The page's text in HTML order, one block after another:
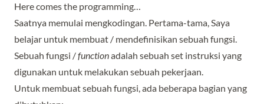
Here comes the programming…
Saatnya memulai mengkodingan. Pertama-tama, Saya
belajar untuk membuat / mendefinisikan sebuah fungsi.
Sebuah fungsi /functionadalah sebuah set instruksi yang
digunakan untuk melakukan sebuah pekerjaan.
Untuk membuat sebuah fungsi, ada beberapa bagian yang